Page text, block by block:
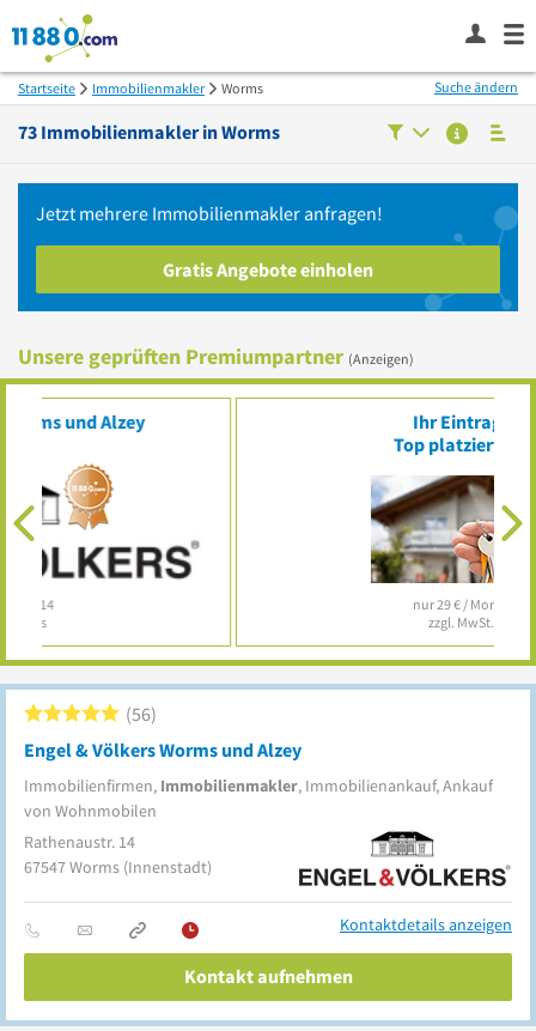
Startseite Immobilienmakler Worms
73 Immobilienmakler inWorms
Suche ändern
Jetzt mehrere Immobilienmakler anfragen!
Gratis Angebote einholen
Unsere geprüften Premiumpartner (Anzeigen)
Engel & Völkers Worms und Alzey
Immobilienfirmen, Immobilienmakler, Immobilienankauf, Ankauf
von Wohnmobilen
56
Rathenaustr. 14
67547Worms (Innenstadt)
Kontaktdetails anzeigen
Kontakt aufnehmen